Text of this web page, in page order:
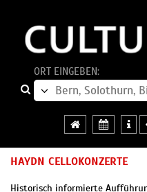
ORT EINGEBEN:
HAYDN CELLOKONZERTE
Historisch informierte